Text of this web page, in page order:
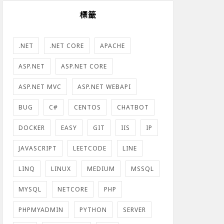
標籤
.NET .NET CORE APACHE
ASP.NET ASP.NET CORE
ASP.NET MVC ASP.NET WEBAPI
BUG C# CENTOS CHATBOT
DOCKER EASY GIT IIS IP
JAVASCRIPT LEETCODE LINE
LINQ LINUX MEDIUM MSSQL
MYSQL NETCORE PHP
PHPMYADMIN PYTHON SERVER